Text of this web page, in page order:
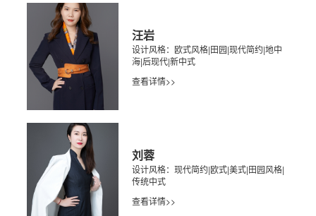
汪岩
设计风格：欧式风格|田园|现代简约|地中
海|后现代|新中式
查看详情>>
刘蓉
设计风格：现代简约|欧式|美式|田园风格|
传统中式
查看详情>>